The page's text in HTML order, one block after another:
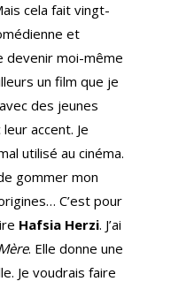
cela fait vingt-
et
devenir moi-même
un film que je
des jeunes
accent. Je
utilisé au cinéma.
gommer mon
C’est pour
Hafsia Herzi. J’ai
. Elle donne une
Je voudrais faire